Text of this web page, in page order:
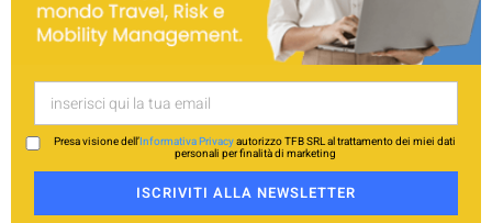
Presa visione dell’Informativa Privacyautorizzo TFB SRL al trattamento dei miei dati
personali per finalità di marketing
ISCRIVITI ALLA NEWSLETTER